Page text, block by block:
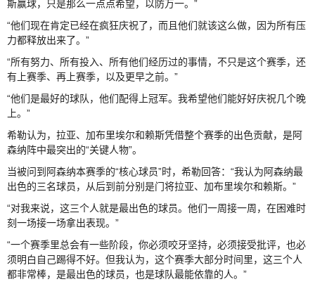
斯赢球，只是那么一点点希望，以防万一。”
“他们现在肯定已经在疯狂庆祝了，而且他们就该这么做，因为所有压
力都释放出来了。”
“所有努力、所有投入、所有他们经历过的事情，不只是这个赛季，还
有上赛季、再上赛季，以及更早之前。”
“他们是最好的球队，他们配得上冠军。我希望他们能好好庆祝几个晚
上。”
希勒认为，拉亚、加布里埃尔和赖斯凭借整个赛季的出色贡献，是阿
森纳阵中最突出的“关键人物”。
当被问到阿森纳本赛季的“核心球员”时，希勒回答：“我认为阿森纳最
出色的三名球员，从后到前分别是门将拉亚、加布里埃尔和赖斯。”
“对我来说，这三个人就是最出色的球员。他们一周接一周，在困难时
刻一场接一场拿出表现。”
“一个赛季里总会有一些阶段，你必须咬牙坚持，必须接受批评，也必
须明白自己踢得不好。但我认为，这个赛季大部分时间里，这三个人
都非常棒，是最出色的球员，也是球队最能依靠的人。”